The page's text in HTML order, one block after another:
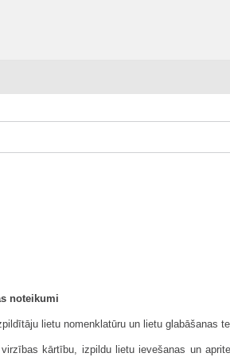
noteikumi
lietu nomenklatūru un lietu glabāšanas
kārtību, izpildu lietu ievešanas un